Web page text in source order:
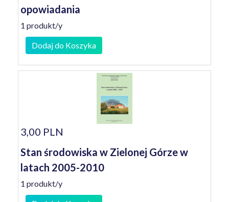
opowiadania
1 produkt/y
Dodaj do Koszyka
3,00 PLN
Stan środowiska w Zielonej Górze w
latach 2005-2010
1 produkt/y